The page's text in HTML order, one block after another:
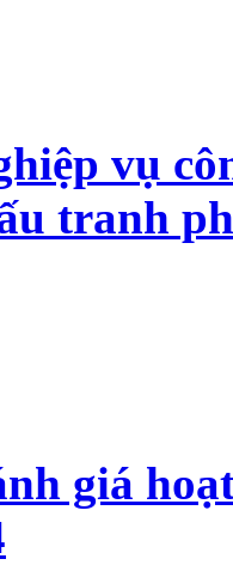
vụ
tranh
giá